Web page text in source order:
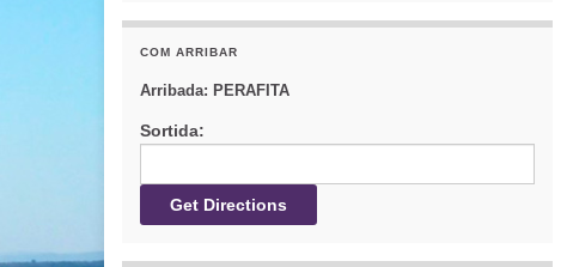
COM ARRIBAR
Arribada: PERAFITA
Sortida: